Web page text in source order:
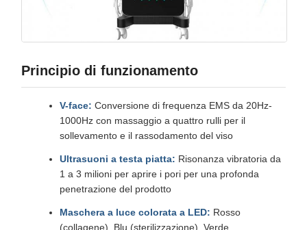
Principio di funzionamento
V-face: Conversione di frequenza EMS da 20Hz-
1000Hz con massaggio a quattro rulli per il
sollevamento e il rassodamento del viso
Ultrasuoni a testa piatta: Risonanza vibratoria da
1 a 3 milioni per aprire i pori per una profonda
penetrazione del prodotto
Maschera a luce colorata a LED: Rosso
(collagene), Blu (sterilizzazione), Verde